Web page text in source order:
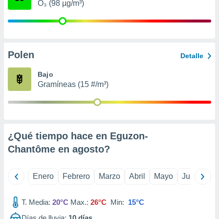
su
en
en
de
un
datos
O₃ (98 µg/m³)
Polen Detalle
Bajo
Gramíneas (15 #/m³)
¿Qué tiempo hace en Eguzon-
Chantôme en agosto?
Enero Febrero Marzo Abril Mayo Junio
T. Media: 20°C Max.: 26°C Min: 15°C